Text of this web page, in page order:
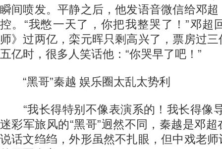
瞬间喷发。平静之后，他发语音微信给邓
控。“我憋一天了，你把我整哭了！”邓超
师》过两亿，栾元晖只剩高兴了，票房过
五亿时，很多人笑话他：“你哭早了吧！”
“黑哥”秦越 娱乐圈太乱太势利
“我长得特别不像表演系的！我长得像
迷彩军旅风的“黑哥”迥然不同，秦越是邓
说话文绉绉，外形虽然不扎眼，但中戏老